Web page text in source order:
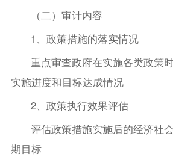
（二）审计内容
1、政策措施的落实情况
重点审查政府在实施各类政策
实施进度和目标达成情况
2、政策执行效果评估
评估政策措施实施后的经济社
期目标